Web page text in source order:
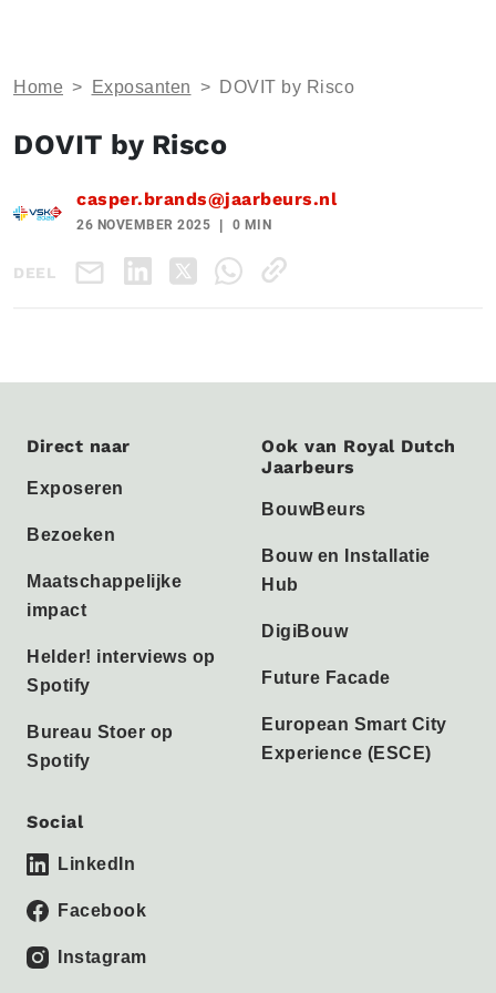
Home > Exposanten > DOVIT by Risco
DOVIT by Risco
casper.brands@jaarbeurs.nl
26 NOVEMBER 2025 0 MIN
DEEL
Direct naar
Exposeren
Bezoeken
Maatschappelijke
impact
Helder! interviews op
Spotify
Bureau Stoer op
Spotify
Ook van Royal Dutch
Jaarbeurs
BouwBeurs
Bouw en Installatie
Hub
DigiBouw
Future Facade
European Smart City
Experience (ESCE)
Social
LinkedIn
Facebook
Instagram